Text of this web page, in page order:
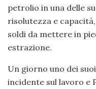
petrolio in una delle
risolutezza e
soldi da mettere in
estrazione.
Un giorno uno dei
incidente sul lavoro e